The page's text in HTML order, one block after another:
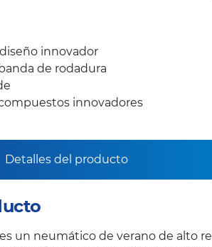
innovador
de rodadura
innovadores
Detalles del producto
es un neumático de verano de